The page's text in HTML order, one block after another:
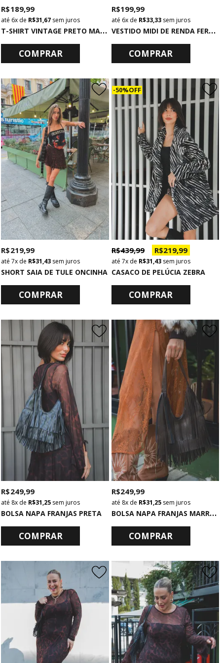
T
-SHIRT VINTAGE PRETO MARMORIZADO SUNDOWN
R$ 189,99
6x de R$ 31,67 sem juros
COMPRAR
V
ESTIDO MIDI DE RENDA FERRUGEM COM RACHA
R$ 199,99
6xde R$ 33,33sem juros
COMPRAR
SHORT SAIA DE TULE ONCINHA
R$ 219,99
7x de R$ 31,43 sem juros
COMPRAR
50% OFF
CASACO DE PELÚCIA ZEBRA
R$ 439,99 R$ 219,99
7xde R$ 31,43sem juros
COMPRAR
BOLSA NAPA FRANJAS PRETA
R$ 249,99
8x de R$ 31,25 sem juros
COMPRAR
B
OLSA NAPA FRANJAS MARROM
R$ 249,99
8xde R$ 31,25sem juros
COMPRAR